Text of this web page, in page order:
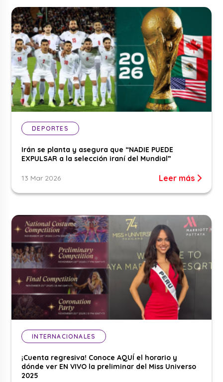
DEPORTES
Irán se planta y asegura que “NADIE PUEDE
EXPULSAR a la selección iraní del Mundial”
13 Mar 2026 Leer más
INTERNACIONALES
¡Cuenta regresiva! Conoce AQUÍ el horario y
dónde ver EN VIVO la preliminar del Miss Universo
2025